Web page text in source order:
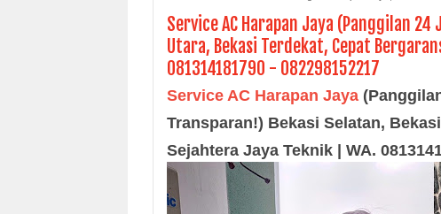
Service AC Harapan Jaya (Panggilan
Utara, Bekasi Terdekat, Cepat
081314181790 - 082298152217
Service AC Harapan Jaya (
Transparan!) Bekasi Selatan,
Sejahtera Jaya Teknik | WA.